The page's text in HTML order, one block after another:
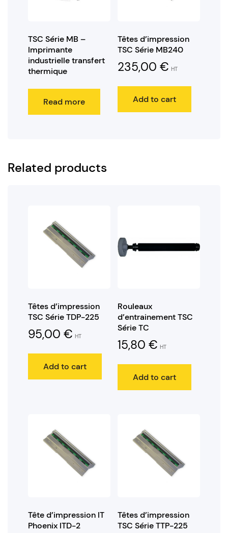
TSC Série MB –
Imprimante
industrielle transfert
thermique
Read more
Têtes d’impression
TSC Série MB240
235,00 € HT
Add to cart
Related products
Têtes d’impression
TSC Série TDP-225
95,00 € HT
Add to cart
Rouleaux
d’entrainement TSC
Série TC
15,80 € HT
Add to cart
Tête d’impression IT
Phoenix ITD-2
Têtes d’impression
TSC Série TTP-225